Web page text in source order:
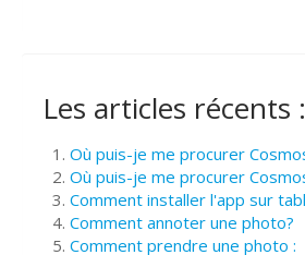
Les articles récents :
Où puis-je me procurer
Où puis-je me procurer
Comment installer l'app sur
Comment annoter une photo?
Comment prendre une photo :